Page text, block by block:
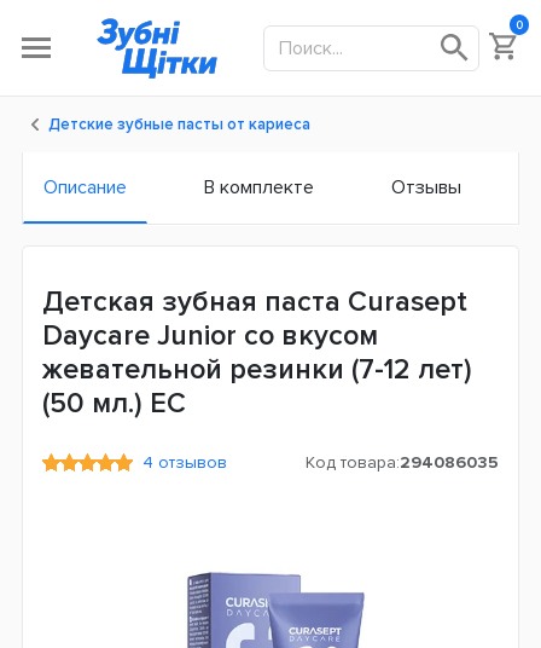
0
Детские зубные пасты от кариеса
Описание В комплекте Отзывы
Детская зубная паста Curasept
Daycare Junior со вкусом
жевательной резинки (7-12 лет)
(50 мл.) ЕС
4 отзывов Код товара:294086035